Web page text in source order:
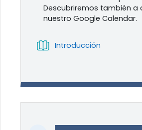
Descubriremos también a
nuestro Google Calendar.
Introducción